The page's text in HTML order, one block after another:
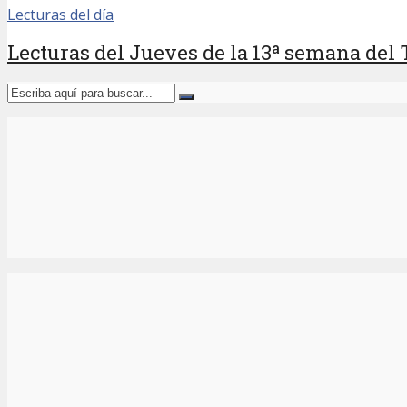
Lecturas del día
Lecturas del Jueves de la 13ª semana del